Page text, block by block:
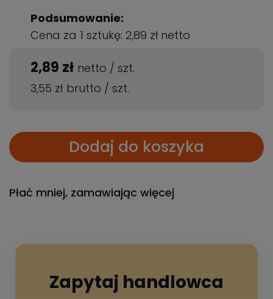
Podsumowanie:
Cena za 1 sztukę: 2,89 zł netto
2,89 zł netto / szt.
3,55 zł brutto / szt.
Dodaj do koszyka
Płać mniej, zamawiając więcej
Zapytaj handlowca